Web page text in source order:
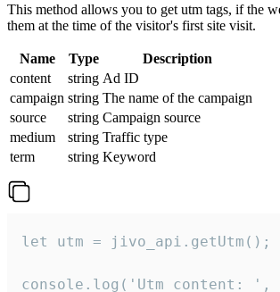
This method allows you to get utm tags, if the
them at the time of the visitor's first site visit.
Name Type
Description
content
string Ad ID
campaign string The name of the campaign
source
string Campaign source
medium
string Traffic type
term
string Keyword
let utm = jivo_api.getUtm();
console.log('Utm content: ',